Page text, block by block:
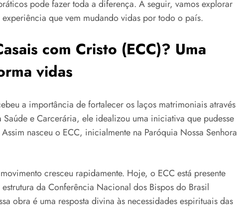
pode fazer toda a diferença. A seguir, vamos explorar
que vem mudando vidas por todo o país.
com Cristo (ECC)? Uma
vidas
a importância de fortalecer os laços matrimoniais através
e Carcerária, ele idealizou uma iniciativa que pudesse
nasceu o ECC, inicialmente na Paróquia Nossa Senhora
cresceu rapidamente. Hoje, o ECC está presente
da Conferência Nacional dos Bispos do Brasil
obra é uma resposta divina às necessidades espirituais das